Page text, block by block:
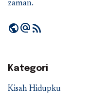
zaman.
publicalternate_emailrss_feed
Kategori
Kisah Hidupku